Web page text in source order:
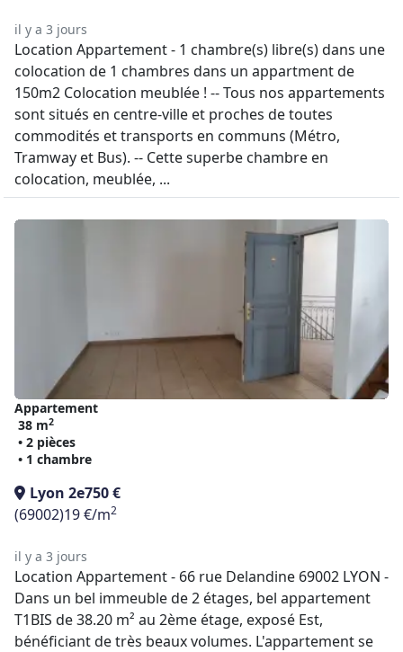
il y a 3 jours
Location Appartement - 1 chambre(s) libre(s) dans une
colocation de 1 chambres dans un appartment de
150m2 Colocation meublée ! -- Tous nos appartements
sont situés en centre-ville et proches de toutes
commodités et transports en communs (Métro,
Tramway et Bus). -- Cette superbe chambre en
colocation, meublée, ...
Appartement
38 m2
• 2 pièces
• 1 chambre
Lyon 2e750 €
(69002)19 €/m2
il y a 3 jours
Location Appartement - 66 rue Delandine 69002 LYON -
Dans un bel immeuble de 2 étages, bel appartement
T1BIS de 38.20 m² au 2ème étage, exposé Est,
bénéficiant de très beaux volumes. L'appartement se